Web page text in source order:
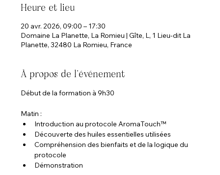
Heure et lieu
20 avr. 2026, 09:00 – 17:30
Domaine La Planette, La Romieu | Gîte, L, 1 Lieu-dit La
Planette, 32480 La Romieu, France
À propos de l'événement
Début de la formation à 9h30
Matin :
Introduction au protocole AromaTouch™
Découverte des huiles essentielles utilisées
Compréhension des bienfaits et de la logique du
protocole
Démonstration